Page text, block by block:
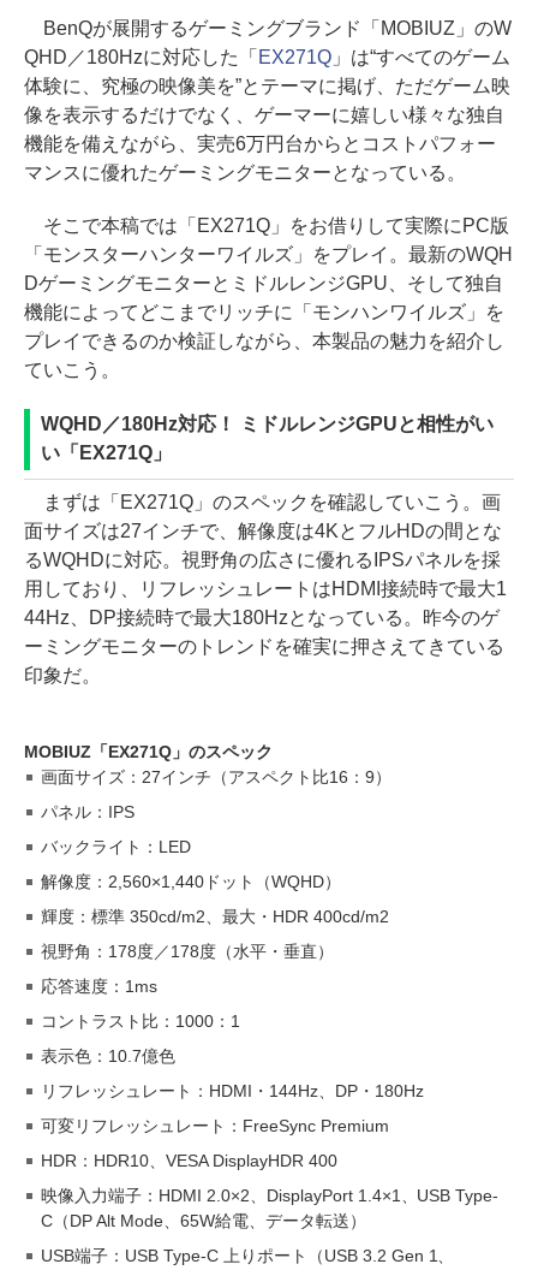
BenQが展開するゲーミングブランド「MOBIUZ」のW
QHD／180Hzに対応した「 EX271Q」は“すべてのゲーム
体験に、究極の映像美を”とテーマに掲げ、ただゲーム映
像を表示するだけでなく、ゲーマーに嬉しい様々な独自
機能を備えながら、実売6万円台からとコストパフォー
マンスに優れたゲーミングモニターとなっている。
そこで本稿では「EX271Q」をお借りして実際にPC版
「モンスターハンターワイルズ」をプレイ。最新のWQH
DゲーミングモニターとミドルレンジGPU、そして独自
機能によってどこまでリッチに「モンハンワイルズ」を
プレイできるのか検証しながら、本製品の魅力を紹介し
ていこう。
WQHD／180Hz対応！ ミドルレンジGPUと相性がい
い「EX271Q」
まずは「EX271Q」のスペックを確認していこう。画
面サイズは27インチで、解像度は4KとフルHDの間とな
るWQHDに対応。視野角の広さに優れるIPSパネルを採
用しており、リフレッシュレートはHDMI接続時で最大1
44Hz、DP接続時で最大180Hzとなっている。昨今のゲ
ーミングモニターのトレンドを確実に押さえてきている
印象だ。
MOBIUZ「EX271Q」のスペック
画面サイズ：27インチ（アスペクト比16：9）
パネル：IPS
バックライト：LED
解像度：2,560×1,440ドット（WQHD）
輝度：標準 350cd/m2、最大・HDR 400cd/m2
視野角：178度／178度（水平・垂直）
応答速度：1ms
コントラスト比：1000：1
表示色：10.7億色
リフレッシュレート：HDMI・144Hz、DP・180Hz
可変リフレッシュレート：FreeSync Premium
HDR：HDR10、VESA DisplayHDR 400
映像入力端子：HDMI 2.0×2、DisplayPort 1.4×1、USB Type-
C（DP Alt Mode、65W給電、データ転送）
USB端子：USB Type-C 上りポート（USB 3.2 Gen 1、